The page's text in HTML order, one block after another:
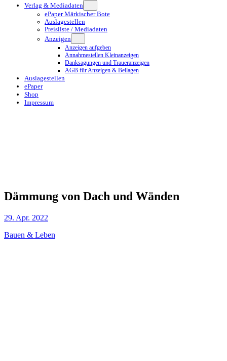
Verlag & Mediadaten
ePaper Märkischer Bote
Auslagestellen
Preisliste / Mediadaten
Anzeigen
Anzeigen aufgeben
Annahmestellen Kleinanzeigen
Danksagungen und Traueranzeigen
AGB für Anzeigen & Beilagen
Auslagestellen
ePaper
Shop
Impressum
Dämmung von Dach und Wänden
29. Apr. 2022
Bauen & Leben